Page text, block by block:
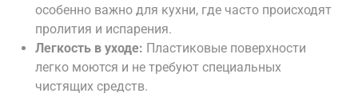
особенно важно для кухни, где часто происходят
пролития и испарения.
Легкость в уходе: Пластиковые поверхности
легко моются и не требуют специальных
чистящих средств.